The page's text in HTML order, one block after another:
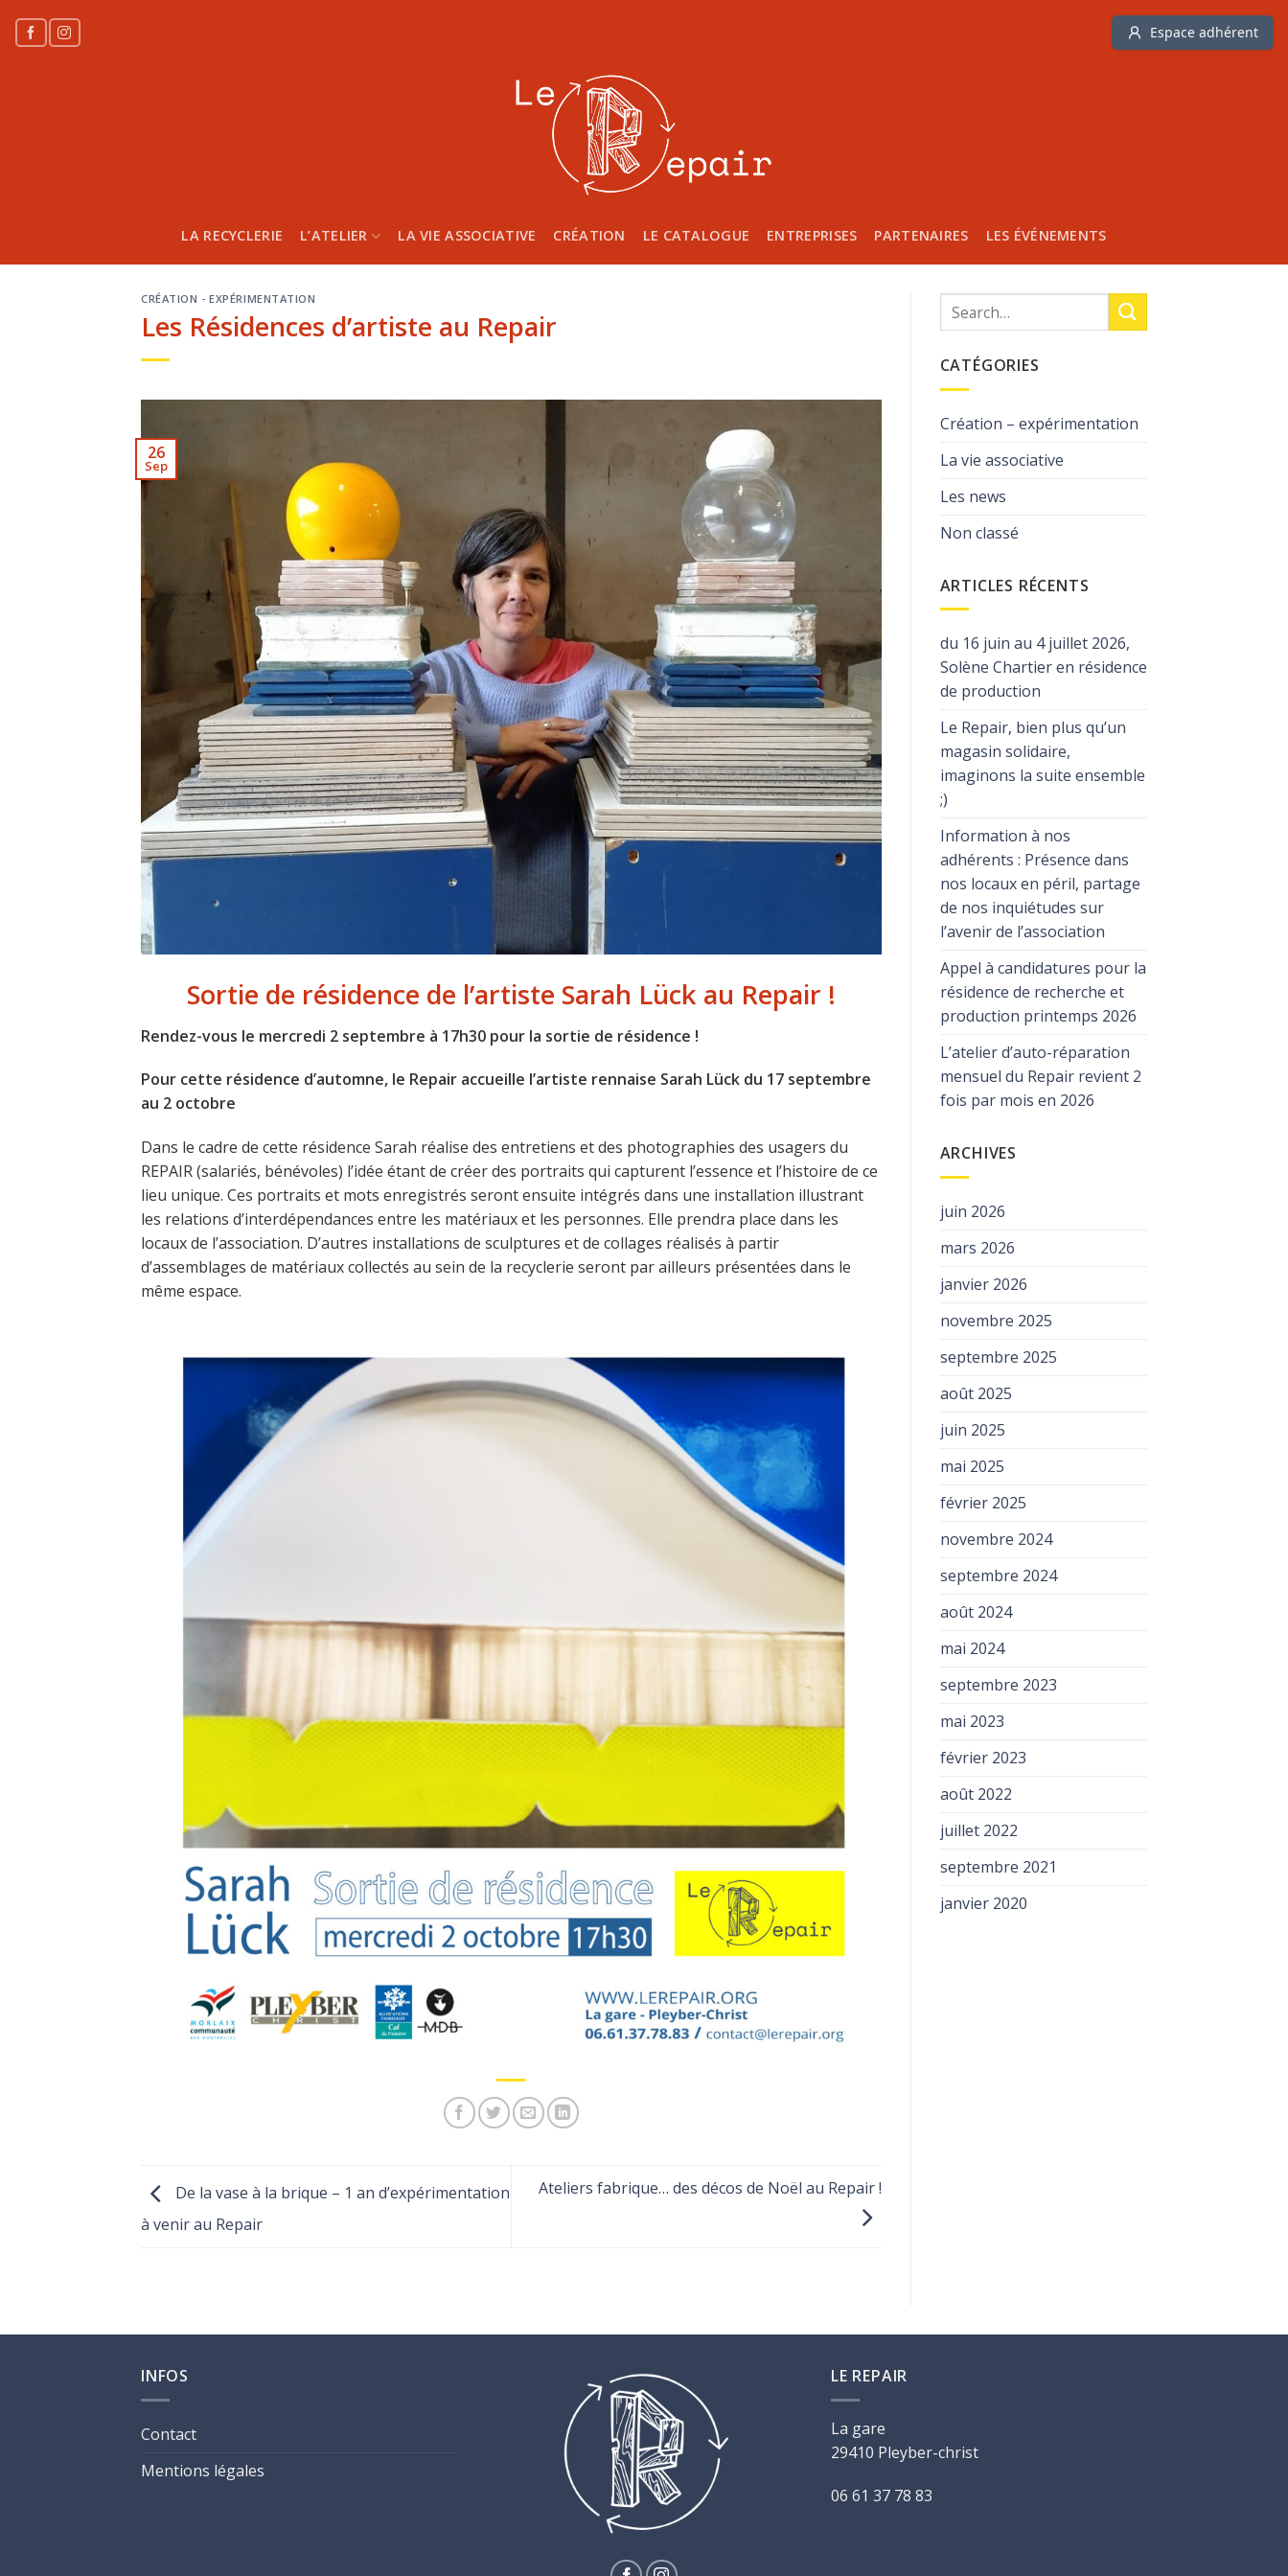
Espace adhérent
LA RECYCLERIE L’ATELIER LA VIE ASSOCIATIVE CRÉATION LE CATALOGUE ENTREPRISES PARTENAIRES LES ÉVÉNEMENTS
CRÉATION - EXPÉRIMENTATION
Les Résidences d’artiste au Repair
26
Sep
Sortie de résidence de l’artiste Sarah Lück au Repair !
Rendez-vous le mercredi 2 septembre à 17h30 pour la sortie de résidence !
Pour cette résidence d’automne, le Repair accueille l’artiste rennaise Sarah Lück du 17 septembre
au 2 octobre
Dans le cadre de cette résidence Sarah réalise des entretiens et des photographies des usagers du
REPAIR (salariés, bénévoles) l’idée étant de créer des portraits qui capturent l’essence et l’histoire de ce
lieu unique. Ces portraits et mots enregistrés seront ensuite intégrés dans une installation illustrant
les relations d’interdépendances entre les matériaux et les personnes. Elle prendra place dans les
locaux de l’association. D’autres installations de sculptures et de collages réalisés à partir
d’assemblages de matériaux collectés au sein de la recyclerie seront par ailleurs présentées dans le
même espace.
De la vase à la brique – 1 an d’expérimentation
à venir au Repair
Ateliers fabrique… des décos de Noël au Repair !
CATÉGORIES
Création – expérimentation
La vie associative
Les news
Non classé
ARTICLES RÉCENTS
du 16 juin au 4 juillet 2026,
Solène Chartier en résidence
de production
Le Repair, bien plus qu’un
magasin solidaire,
imaginons la suite ensemble
;)
Information à nos
adhérents : Présence dans
nos locaux en péril, partage
de nos inquiétudes sur
l’avenir de l’association
Appel à candidatures pour la
résidence de recherche et
production printemps 2026
L’atelier d’auto-réparation
mensuel du Repair revient 2
fois par mois en 2026
ARCHIVES
juin 2026
mars 2026
janvier 2026
novembre 2025
septembre 2025
août 2025
juin 2025
mai 2025
février 2025
novembre 2024
septembre 2024
août 2024
mai 2024
septembre 2023
mai 2023
février 2023
août 2022
juillet 2022
septembre 2021
janvier 2020
INFOS
Contact
Mentions légales
LE REPAIR
La gare
29410 Pleyber-christ
06 61 37 78 83